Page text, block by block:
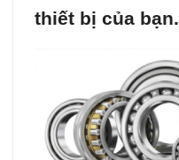
thiết bị của bạn.